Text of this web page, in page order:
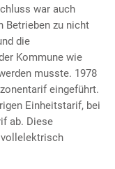
war auch
Betrieben zu nicht
die
Kommune wie
musste. 1978
eingeführt.
Einheitstarif, bei
ab. Diese
vollelektrisch